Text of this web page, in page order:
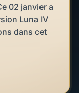
02 janvier a
Luna IV
dans cet